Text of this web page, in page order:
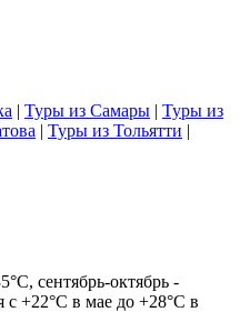
| Туры из Самары | Туры из
| Туры из Тольятти |
сентябрь-октябрь -
+22°C в мае до +28°C в